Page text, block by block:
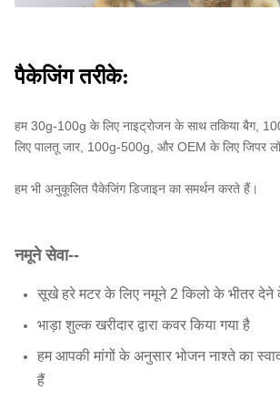
पैकेजिंग तरीके:
हम 30g-100g के लिए नाइट्रोजन के साथ तकिया बैग,
लिए पालतू जार, 100g-500g, और OEM के लिए जिपर
हम भी अनुकूलित पैकेजिंग डिजाइन का समर्थन करते हैं।
नमूने सेवा--
सूखे हरे मटर के लिए नमूने 2 किलो के भीतर देने
भाड़ा शुल्क खरीदार द्वारा कवर किया गया है
हम आपकी मांगों के अनुसार भोजन नाश्ते का
हैं